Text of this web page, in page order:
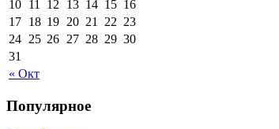
« Окт
10 11 12 13 14 15 16
17 18 19 20 21 22 23
24 25 26 27 28 29 30
31
Популярное